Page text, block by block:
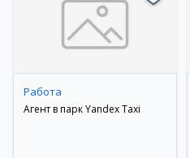
Работа
Агент в парк Yandex Taxi